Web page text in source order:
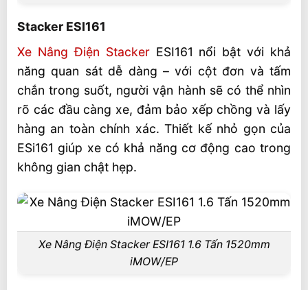
Stacker ESI161
Xe Nâng Điện StackerESI161 nổi bật với khả
năng quan sát dễ dàng – với cột đơn và tấm
chắn trong suốt, người vận hành sẽ có thể nhìn
rõ các đầu càng xe, đảm bảo xếp chồng và lấy
hàng an toàn chính xác. Thiết kế nhỏ gọn của
ESi161 giúp xe có khả năng cơ động cao trong
không gian chật hẹp.
Xe Nâng Điện Stacker ESI161 1.6 Tấn 1520mm
iMOW/EP